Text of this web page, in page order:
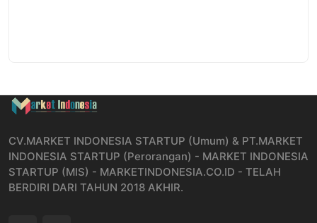
CV.MARKET INDONESIA STARTUP (Umum) & PT.MARKET
INDONESIA STARTUP (Perorangan) - MARKET INDONESIA
STARTUP (MIS) - MARKETINDONESIA.CO.ID - TELAH
BERDIRI DARI TAHUN 2018 AKHIR.